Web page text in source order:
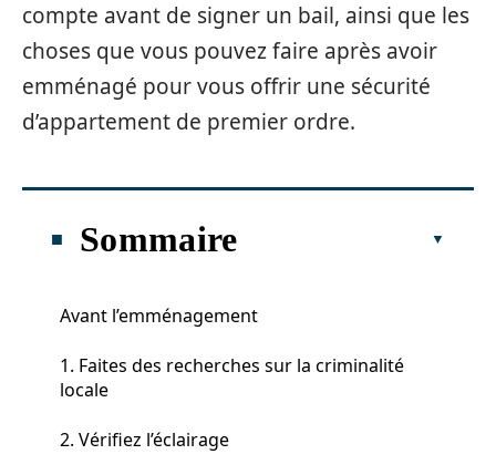
compte avant de signer un bail, ainsi que les
choses que vous pouvez faire après avoir
emménagé pour vous offrir une sécurité
d’appartement de premier ordre.
Sommaire
Avant l’emménagement
1. Faites des recherches sur la criminalité
locale
2. Vérifiez l’éclairage